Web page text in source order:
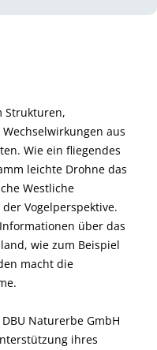
Strukturen,
aus
Wie ein fliegendes
leichte Drohne das
Westliche
Vogelperspektive.
über das
wie zum Beispiel
macht die
Naturerbe GmbH
ihres